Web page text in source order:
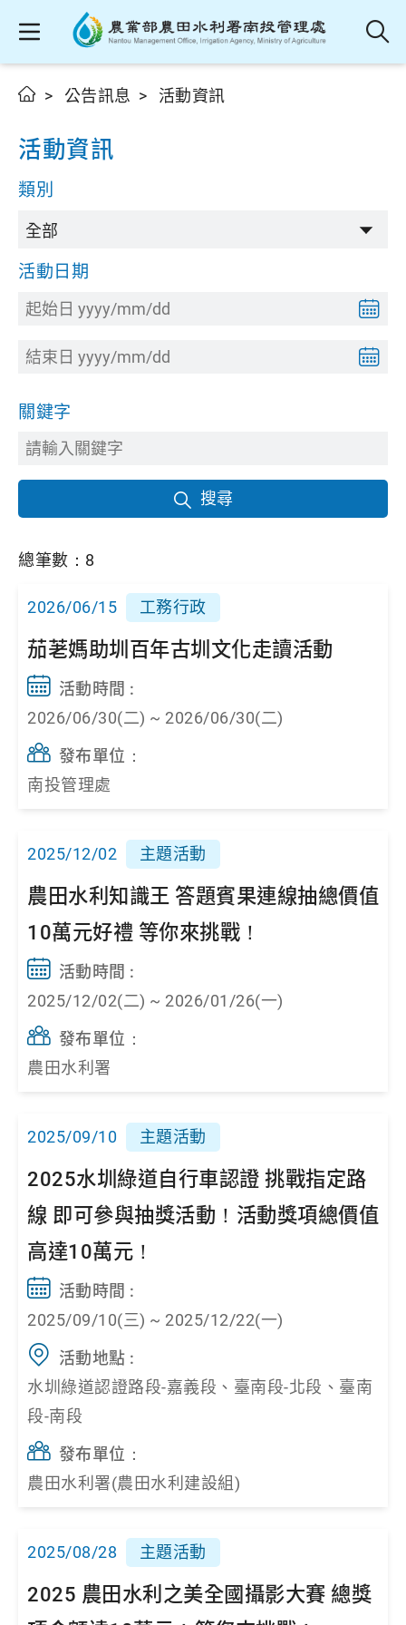
公告訊息 活動資訊
活動資訊
類別
活動日期
關鍵字
搜尋
總筆數：8
2026/06/15 工務行政
茄荖媽助圳百年古圳文化走讀活動
活動時間 :
2026/06/30(二) ~ 2026/06/30(二)
發布單位：
南投管理處
2025/12/02 主題活動
農田水利知識王 答題賓果連線抽總價值
10萬元好禮 等你來挑戰！
活動時間 :
2025/12/02(二) ~ 2026/01/26(一)
發布單位：
農田水利署
2025/09/10 主題活動
2025水圳綠道自行車認證 挑戰指定路
線 即可參與抽獎活動！活動獎項總價值
高達10萬元！
活動時間 :
2025/09/10(三) ~ 2025/12/22(一)
活動地點 :
水圳綠道認證路段-嘉義段、臺南段-北段、臺南
段-南段
發布單位：
農田水利署(農田水利建設組)
2025/08/28 主題活動
2025 農田水利之美全國攝影大賽 總獎